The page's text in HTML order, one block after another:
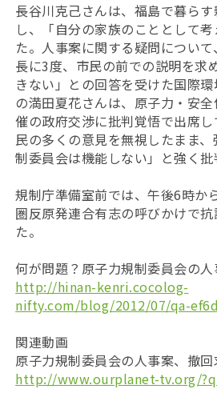
長谷川克己さんは、福島で暮ら
し、「自分の家族のこととして
た。人事案に関する疑問につい
長に3度、市民の前での説明を求
きない」との回答を受けた国際
の満田夏花さんは、原子力・安
催の政府交渉に批判覚悟で出席
民の多くの意見を無視したまま
制委員会は機能しない」と強く批
規制庁準備室前では、午後6時か
圏反原発連合有志の呼びかけで
た。
何が問題？原子力規制委員会の人
http://hinan-kenri.cocolog-
nifty.com/blog/2012/07/qa-
関連動画
原子力規制委員会の人事案、撤回
http://www.ourplanet-tv.org/